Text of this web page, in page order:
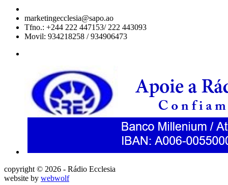
marketingecclesia@sapo.ao
Tfno.: +244 222 447153/ 222 443093
Movil: 934218258 / 934906473
copyright © 2026 - Rádio Ecclesia
website by webwolf